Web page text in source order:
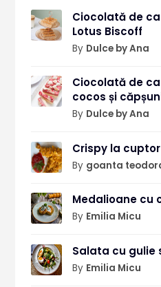
Ciocolată de
Lotus Biscoff
By Dulce by Ana
Ciocolată de
cocos și
By Dulce by Ana
Crispy la cuptor
By goanta
Medalioane cu
By Emilia Micu
Salata cu gulie
By Emilia Micu